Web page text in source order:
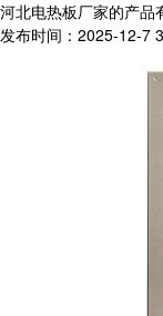
河北电热板厂家的产品
发布时间：2025-12-7